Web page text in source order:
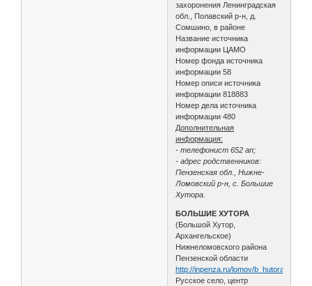
захоронения Ленинградская
обл., Полавский р-н, д.
Сомшино, в районе
Название источника
информации ЦАМО
Номер фонда источника
информации 58
Номер описи источника
информации 818883
Номер дела источника
информации 480
Дополнительная
информация:
- телефонист 652 ап;
- адрес родственников:
Пензенская обл., Нижне-
Ломовский р-н, с. Большие
Хутора.
БОЛЬШИЕ ХУТОРА
(Большой Хутор,
Архангельское)
Нижнеломовского района
Пензенской области
http://inpenza.ru/lomov/b_hutora.php
Русское село, центр